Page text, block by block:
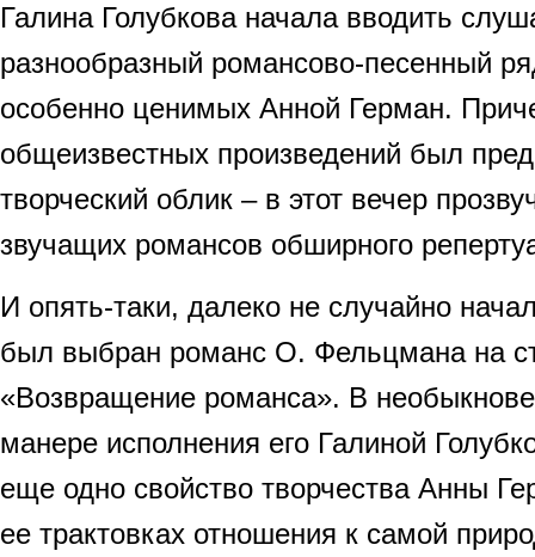
Галина Голубкова начала вводить
разнообразный романсово-песенный
особенно ценимых Анной Герман.
общеизвестных произведений был
творческий облик – в этот вечер
звучащих романсов обширного
И опять-таки, далеко не случайно
был выбран романс О. Фельцмана на
«Возвращение романса». В
манере исполнения его Галиной
еще одно свойство творчества Анны
ее трактовках отношения к самой